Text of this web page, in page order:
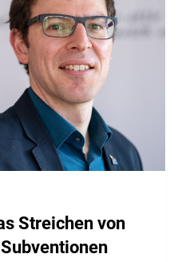
Streichen von